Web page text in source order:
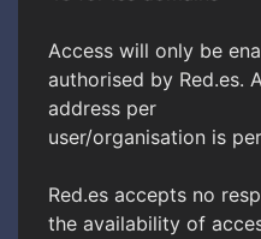
Access will only be
authorised by Red.es.
address per
user/organisation is
Red.es accepts no
the availability of